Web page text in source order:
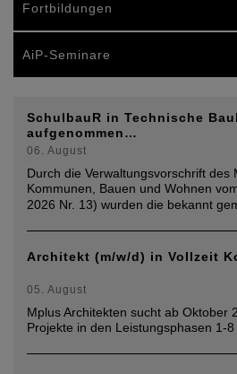
Fortbildungen
AiP-Seminare
SchulbauR in Technische
aufgenommen…
06. August
Durch die Verwaltungsvorschrift des
Kommunen, Bauen und Wohnen
2026 Nr. 13) wurden die bekannt
Architekt (m/w/d) in Vollzeit
05. August
Mplus Architekten sucht ab Oktober
Projekte in den Leistungsphasen 1-8